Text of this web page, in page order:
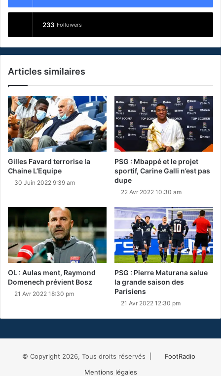
233 Followers
Articles similaires
Gilles Favard terrorise la
Chaine L’Equipe
30 Juin 2022 9:39 am
PSG : Mbappé et le projet
sportif, Carine Galli n’est pas
dupe
22 Avr 2022 10:30 am
OL : Aulas ment, Raymond
Domenech prévient Bosz
21 Avr 2022 18:30 pm
PSG : Pierre Maturana salue
la grande saison des
Parisiens
21 Avr 2022 12:30 pm
© Copyright 2026, Tous droits réservés |
FootRadio
Mentions légales